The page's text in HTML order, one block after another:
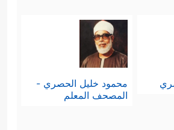
محمود خليل الحصري -
المصحف المعلم